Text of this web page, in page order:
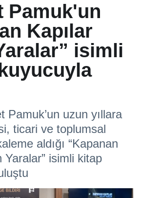
Pamuk'un
Kapılar
isimli
Pamuk’un uzun yıllara
ticari ve toplumsal
aldığı “Kapanan
Yaralar” isimli kitap